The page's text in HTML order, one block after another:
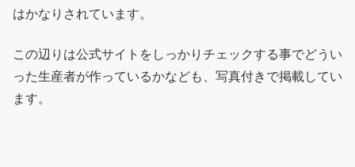
はかなりされています。
この辺りは公式サイトをしっかりチェックする事でどうい
った生産者が作っているかなども、写真付きで掲載してい
ます。